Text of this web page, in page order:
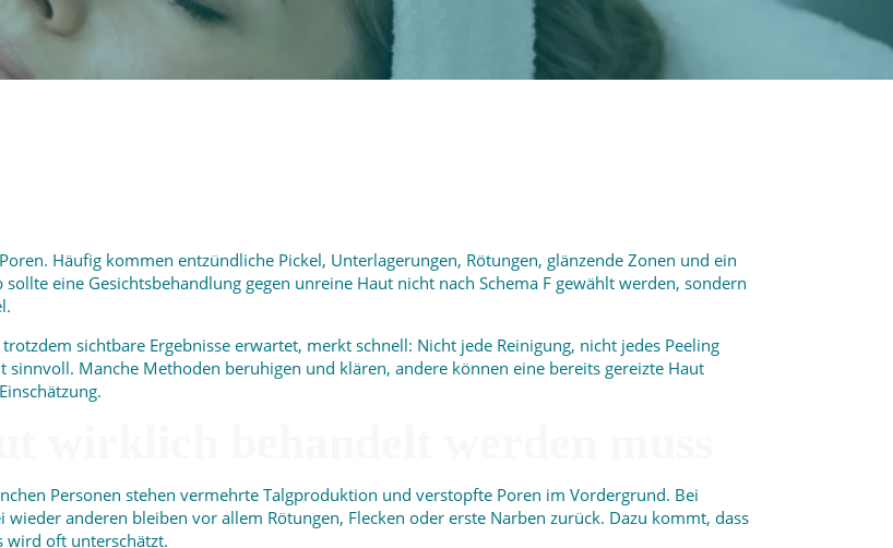
Häufig kommen entzündliche Pickel, Unterlagerungen, Rötungen, glänzende Zonen und ein
eine Gesichtsbehandlung gegen unreine Haut nicht nach Schema F gewählt werden, sondern
sichtbare Ergebnisse erwartet, merkt schnell: Nicht jede Reinigung, nicht jedes Peeling
Manche Methoden beruhigen und klären, andere können eine bereits gereizte Haut
Personen stehen vermehrte Talgproduktion und verstopfte Poren im Vordergrund. Bei
anderen bleiben vor allem Rötungen, Flecken oder erste Narben zurück. Dazu kommt, dass
wird oft unterschätzt.